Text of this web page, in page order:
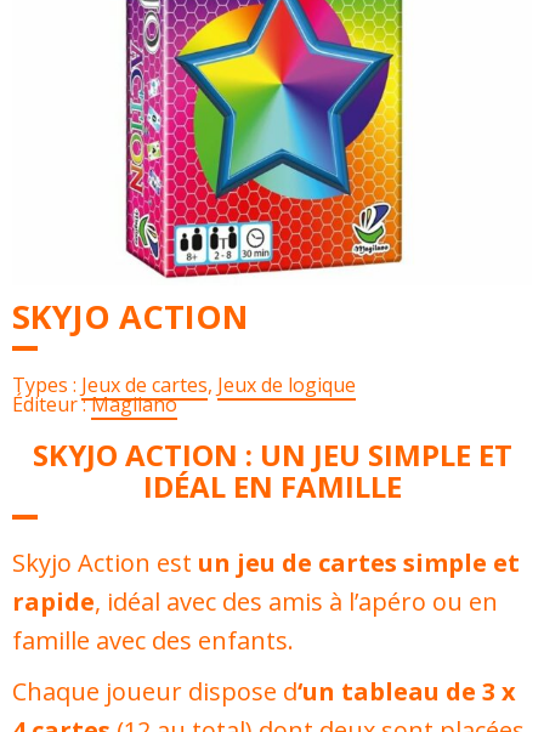
SKYJO ACTION
Types : Jeux de cartes, Jeux de logique
Éditeur :Magilano
SKYJO ACTION : UN JEU SIMPLE ET
IDÉAL EN FAMILLE
Skyjo Action est un jeu de cartes simple et
rapide, idéal avec des amis à l’apéro ou en
famille avec des enfants.
Chaque joueur dispose d‘un tableau de 3 x